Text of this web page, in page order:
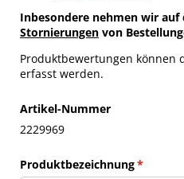
Inbesondere nehmen wir auf
Stornierungen von
Produktbewertungen können
erfasst werden.
Artikel-Nummer
2229969
Produktbezeichnung*